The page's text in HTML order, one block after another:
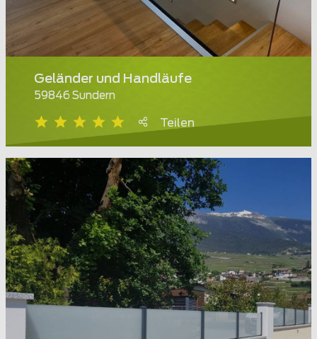
Geländer und Handläufe
59846 Sundern
Teilen